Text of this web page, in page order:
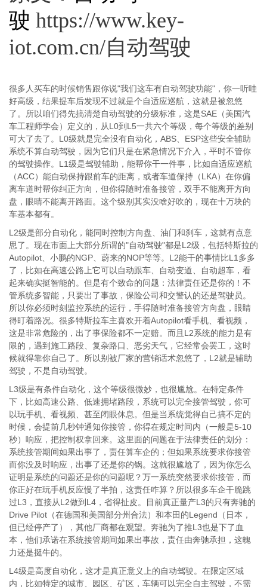
驶 https://www.key-
iot.com.cn/自动驾驶
很多人买车的时候销售跟你说"我们这车有自动驾驶功能"，你一听哇
好高级，结果提车后发现不过就是个自适应巡航，这就是被忽悠
了。所以咱们得先搞清楚自动驾驶的分级标准，这是SAE（美国汽
车工程师学会）定义的，从L0到L5一共六个等级，每个等级的差别
可大了去了。L0级就是完全没有自动化，ABS、ESP这些安全辅助
系统不算自动驾驶，因为它们只是在紧急情况下介入，平时不管你
的驾驶操作。L1级是驾驶辅助，能帮你干一件事，比如自适应巡航
（ACC）能自动保持跟前车的距离，或者车道保持（LKA）在你偏
离车道时帮你纠正方向，但你得随时准备接管，双手不能离开方向
盘，眼睛不能离开路面。这个级别其实没啥好吹的，现在十万块的
车基本都有。
L2级是部分自动化，能同时控制方向盘、油门和刹车，这就有点意
思了。现在市面上大部分所谓的"自动驾驶"都是L2级，包括特斯拉的
Autopilot、小鹏的NGP、蔚来的NOP等等。L2能干的事情比L1多多
了，比如在高速公路上它可以自动跟车、自动变道、自动超车，看
起来确实挺智能的。但是有个致命的问题：法律责任还是你的！不
管系统多智能，只要出了事故，保险公司和交警认的还是驾驶员。
所以你必须时刻监控系统的运行，手得随时准备接管方向盘，眼睛
得盯着路况。很多特斯拉车主喜欢开着Autopilot看手机、看视频，
这是非常危险的，出了事保险都不一定赔。而且L2系统的能力是有
限的，遇到施工路段、复杂路口、恶劣天气，它经常会罢工，这时
候就得靠你自己了。所以别被厂家的营销话术忽悠了，L2就是辅助
驾驶，不是自动驾驶。
L3级是有条件自动化，这个等级很微妙，也很尴尬。在特定条件
下，比如高速公路、低速拥堵路段，系统可以完全接管驾驶，你可
以玩手机、看视频、甚至闭眼休息。但是当系统觉得自己搞不定的
时候，会提前几秒钟通知你接管，你得在规定时间内（一般是5-10
秒）响应，把控制权拿回来。这里面的问题在于法律责任的划分：
系统接管期间如果出事了，责任算车企的；但如果系统要求你接管
而你没及时响应，出事了还是你的锅。这就很尴尬了，因为你怎么
证明是系统的问题还是你的问题呢？万一系统突然要求你接管，而
你正好在玩手机反应慢了半拍，这责任咋算？所以很多车企干脆跳
过L3，直接从L2做到L4，省得扯皮。目前真正量产L3的只有奔驰的
Drive Pilot（在德国和美国部分州合法）和本田的Legend（日本，
但已经停产了），其他厂商都在观望。奔驰为了推L3也是下了血
本，他们承诺在系统接管期间如果出事故，责任由奔驰承担，这魄
力还是挺牛的。
L4级是高度自动化，这才是真正意义上的自动驾驶。在限定区域
内，比如特定的城市、园区、矿区，车辆可以完全自主驾驶，不需